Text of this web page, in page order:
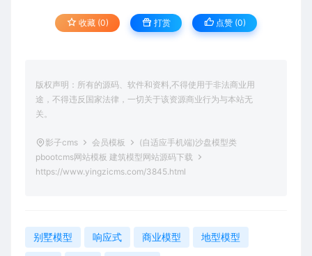
收藏 (0) 打赏 点赞 (0)
版权声明：所有的源码、软件和资料,不得使用于非法商业用
途，不得违反国家法律，一切关于该资源商业行为与本站无
关。
影子cms 会员模板
(自适应手机端)沙盘模型类
pbootcms网站模板 建筑模型网站源码下载
https://www.yingzicms.com/3845.html
别墅模型 响应式 商业模型 地型模型